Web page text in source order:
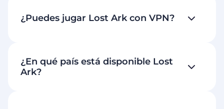
¿Puedes jugar Lost Ark con VPN?
¿En qué país está disponible Lost
Ark?